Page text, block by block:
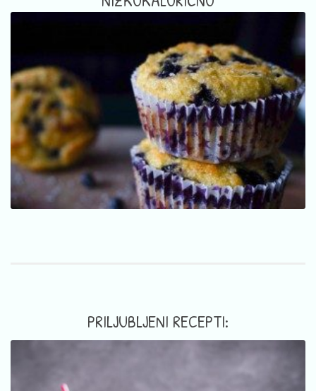
PRILJUBLJENI RECEPTI: